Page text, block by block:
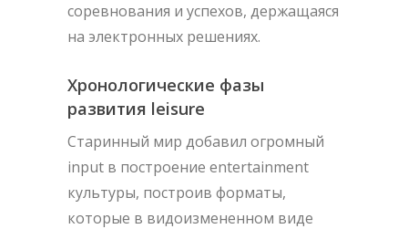
соревнования и успехов, держащаяся
на электронных решениях.
Хронологические фазы
развития leisure
Старинный мир добавил огромный
input в построение entertainment
культуры, построив форматы,
которые в видоизмененном виде